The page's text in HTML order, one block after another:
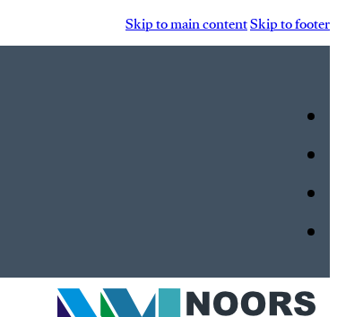
Skip to main contentSkip to footer